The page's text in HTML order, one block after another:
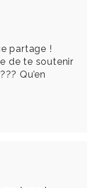
partage !
de te soutenir
Qu’en